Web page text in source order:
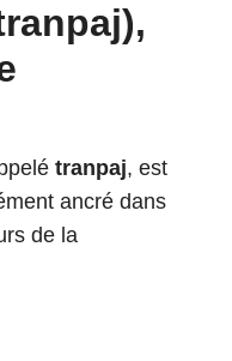
tranpaj, est
ancré dans
de la